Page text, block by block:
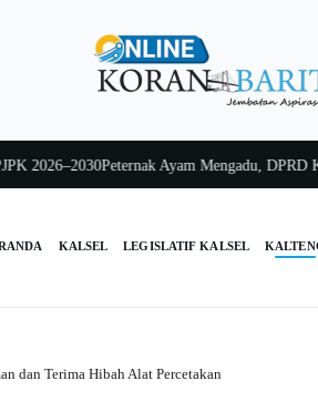
Peternak Ayam Mengadu, DPRD
KALSEL LEGISLATIF KALSEL
dan Terima Hibah Alat Percetakan